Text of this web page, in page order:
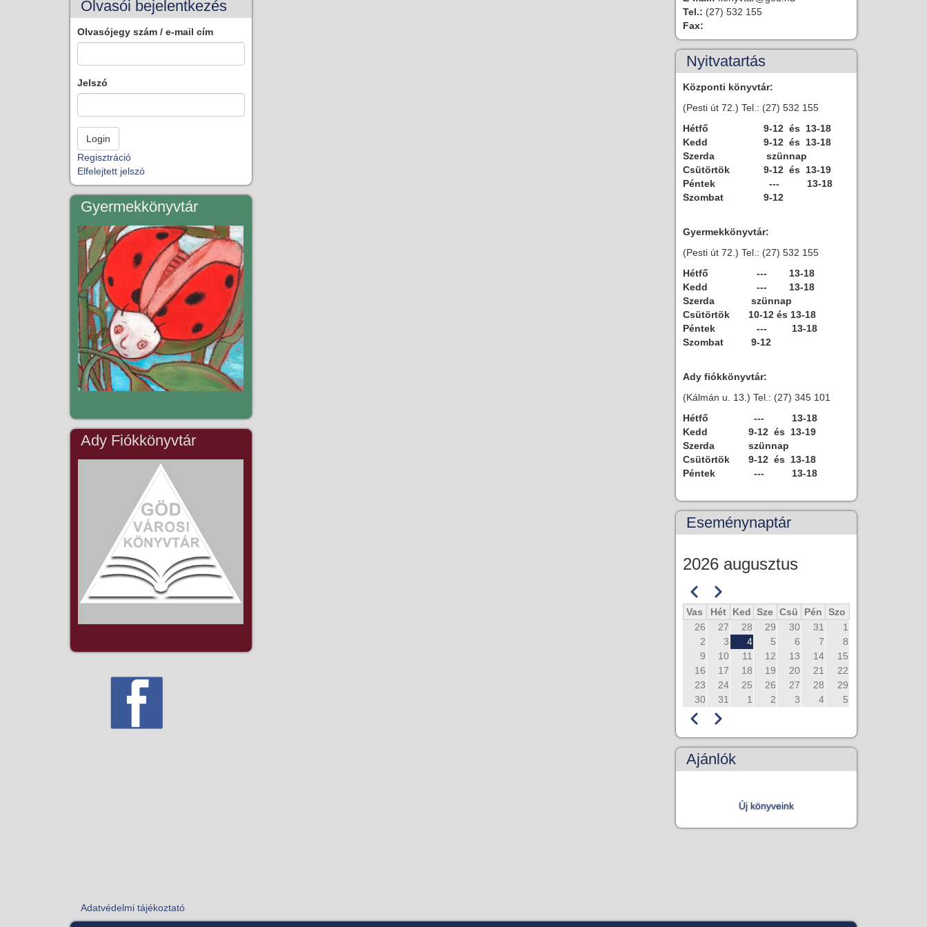
Olvasói bejelentkezés
Olvasójegy szám / e-mail cím
Jelszó
Regisztráció
Elfelejtett jelszó
Gyermekkönyvtár
Ady Fiókkönyvtár
Tel.: (27) 532 155
Fax:
Nyitvatartás
Központi könyvtár:
(Pesti út 72.) Tel.: (27) 532 155
Hétfő
9-12 és 13-18
Kedd
9-12 és 13-18
Szerda
szünnap
Csütörtök
9-12 és 13-19
Péntek
--- 13-18
Szombat
9-12
Gyermekkönyvtár:
(Pesti út 72.) Tel.: (27) 532 155
Hétfő
--- 13-18
Kedd
--- 13-18
Szerda
szünnap
Csütörtök
10-12 és 13-18
Péntek
--- 13-18
Szombat
9-12
Ady fiókkönyvtár:
(Kálmán u. 13.) Tel.: (27) 345 101
Hétfő
--- 13-18
Kedd
9-12 és 13-19
Szerda
szünnap
Csütörtök
9-12 és 13-18
Péntek
--- 13-18
Eseménynaptár
2026 augusztus
Oldalszámozás
Előző
Következő
Vas
Hét Ked Sze Csü Pén
Szo
26
27 28 29 30 31
1
2
3 4 5 6 7
8
9
10 11 12 13 14
15
16
17 18 19 20 21
22
23
24 25 26 27 28
29
30
31 1 2 3 4 5
Oldalszámozás
Előző Következő
Ajánlók
Új könyveink
Lábléc
Adatvédelmi tájékoztató